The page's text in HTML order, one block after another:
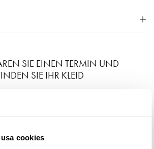
cookies
SIE EINEN TERMIN UND
SIE IHR KLEID